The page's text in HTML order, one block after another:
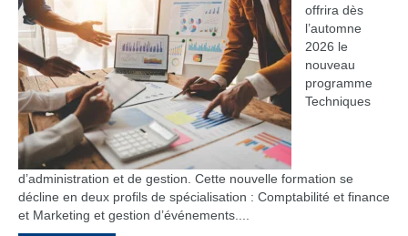
offrira dès
l’automne
2026 le
nouveau
programme
Techniques
d’administration et de gestion. Cette nouvelle formation se
décline en deux profils de spécialisation : Comptabilité et finance
et Marketing et gestion d’événements....